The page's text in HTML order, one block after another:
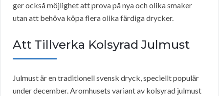
ger också möjlighet att prova på nya och olika smaker
utan att behöva köpa flera olika färdiga drycker.
Att Tillverka Kolsyrad Julmust
Julmust är en traditionell svensk dryck, speciellt populär
under december. Aromhusets variant av kolsyrad julmust